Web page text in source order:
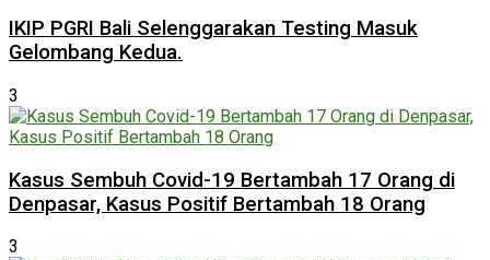
IKIP PGRI Bali Selenggarakan Testing Masuk
Gelombang Kedua.
3
Kasus Sembuh Covid-19 Bertambah 17 Orang di
Denpasar, Kasus Positif Bertambah 18 Orang
3